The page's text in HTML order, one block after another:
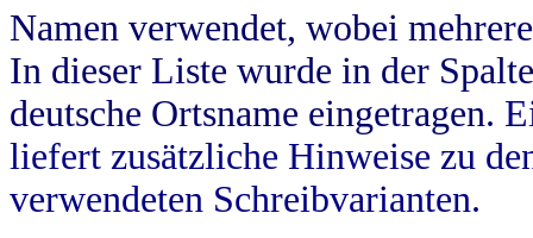
Namen verwendet, wobei
In dieser Liste wurde in der
deutsche Ortsname eingetragen.
liefert zusätzliche Hinweise zu
verwendeten Schreibvarianten.